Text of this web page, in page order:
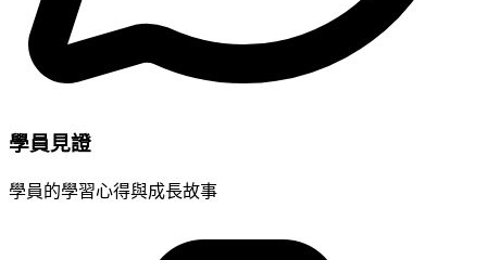
學員見證
學員的學習心得與成長故事